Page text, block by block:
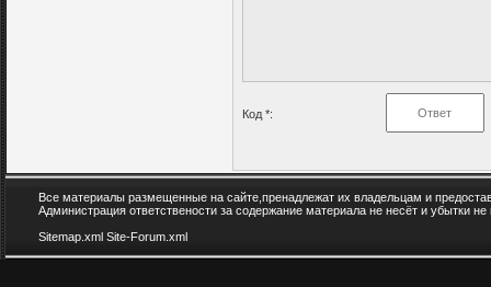
Код *:
Все материалы размещенные на сайте,пренадлежат их владельцам и
Администрация ответствености за содержание материала не несёт и убытки
Sitemap.xml Site-Forum.xml